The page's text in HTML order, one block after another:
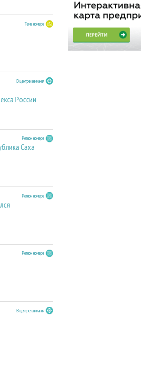
Тема номера
В центре внимания
России
Регион номера
Саха
Регион номера
Регион номера
В центре внимания